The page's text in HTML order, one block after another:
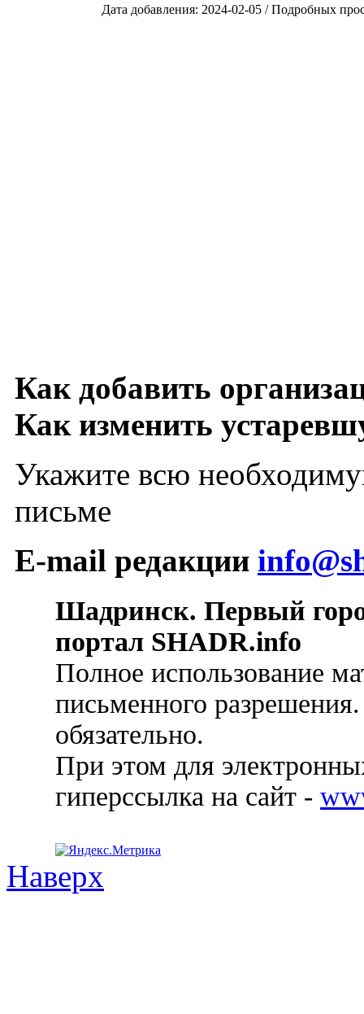
Дата добавления: 2024-02-05 / Подробных
Как добавить
Как изменить
Укажите всю
письме
E-mail редакции
Шадринск. Первый
портал SHADR.info
Полное использование
письменного
обязательно.
При этом для
гиперссылка на сайт -
Наверх